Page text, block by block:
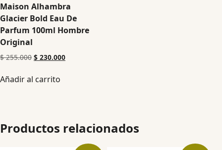
Maison Alhambra
Glacier Bold Eau De
Parfum 100ml Hombre
Original
$255.000 $ 230.000
Añadir al carrito
Productos relacionados